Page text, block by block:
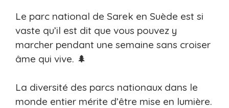
Le parc national de Sarek en Suède est si
vaste qu’il est dit que vous pouvez y
marcher pendant une semaine sans croiser
âme qui vive. 🌲
La diversité des parcs nationaux dans le
monde entier mérite d’être mise en lumière.